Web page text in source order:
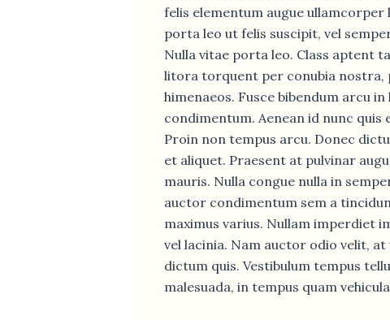
felis elementum augue ullamcorper
porta leo ut felis suscipit, vel
Nulla vitae porta leo. Class aptent
litora torquent per conubia nostra,
himenaeos. Fusce bibendum arcu in
condimentum. Aenean id nunc quis
Proin non tempus arcu. Donec
et aliquet. Praesent at pulvinar
mauris. Nulla congue nulla in
auctor condimentum sem a
maximus varius. Nullam imperdiet
vel lacinia. Nam auctor odio velit,
dictum quis. Vestibulum tempus
malesuada, in tempus quam